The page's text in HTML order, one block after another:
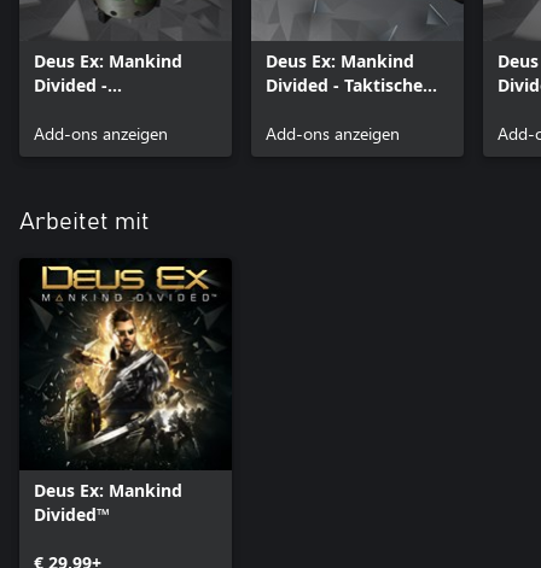
Deus Ex: Mankind
Divided -
Add-ons anzeigen
Deus Ex: Mankind
Divided - Taktische
Add-ons anzeigen
Add-
Arbeitet mit
Deus Ex: Mankind
Divided™
€ 29,99+